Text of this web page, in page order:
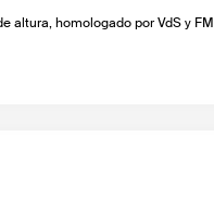
altura, homologado por VdS y FM